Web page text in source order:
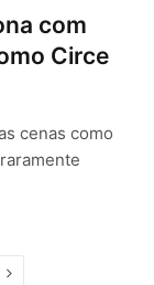
com
Circe
cenas como
Next